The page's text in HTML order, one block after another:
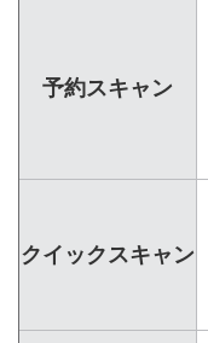
予約スキャン
クイックスキャン